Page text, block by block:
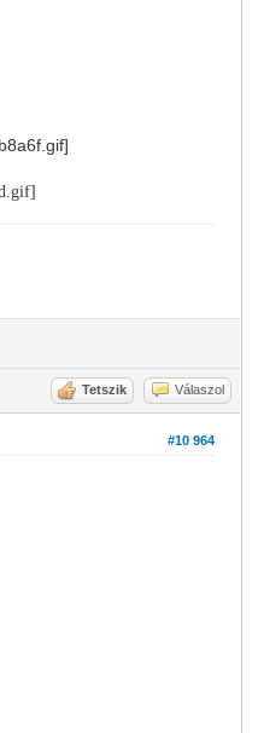
Tetszik Válaszol
#10 964